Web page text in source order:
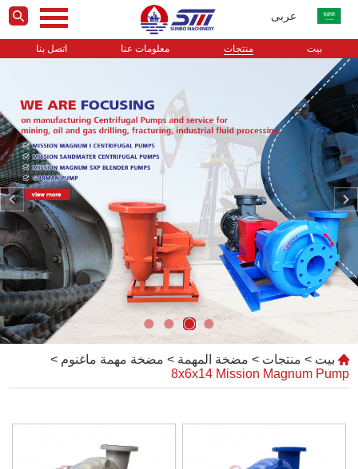
عربى
بيت منتجات معلومات عنا اتصل بنا
بيت > منتجات > مضخة المهمة > مضخة مهمة ماغنوم >
8x6x14 Mission Magnum Pump